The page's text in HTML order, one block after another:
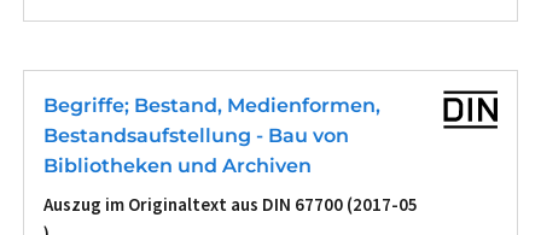
Begriffe; Bestand, Medienformen,
Bestandsaufstellung - Bau von
Bibliotheken und Archiven
Auszug im Originaltext aus DIN 67700 (2017-05